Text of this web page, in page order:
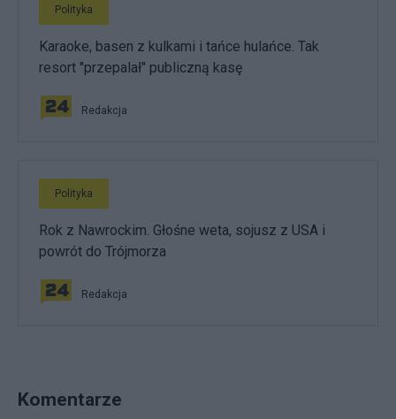
Polityka
Karaoke, basen z kulkami i tańce hulańce. Tak
resort "przepalał" publiczną kasę
Redakcja
Polityka
Rok z Nawrockim. Głośne weta, sojusz z USA i
powrót do Trójmorza
Redakcja
Komentarze